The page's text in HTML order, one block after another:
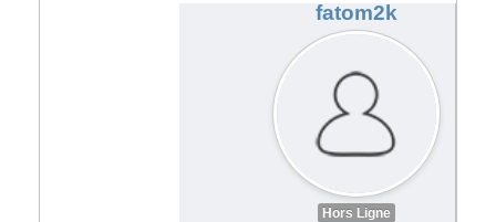
fatom2k
Hors Ligne